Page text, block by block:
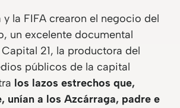
y la FIFA crearon el negocio del
, un excelente documental
21, la productora del
públicos de la capital
los lazos estrechos que,
unían a los Azcárraga, padre e